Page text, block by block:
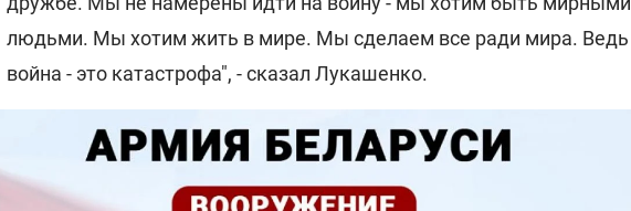
людьми. Мы хотим жить в мире. Мы сделаем все ради мира. Ведь
война - это катастрофа", - сказал Лукашенко.